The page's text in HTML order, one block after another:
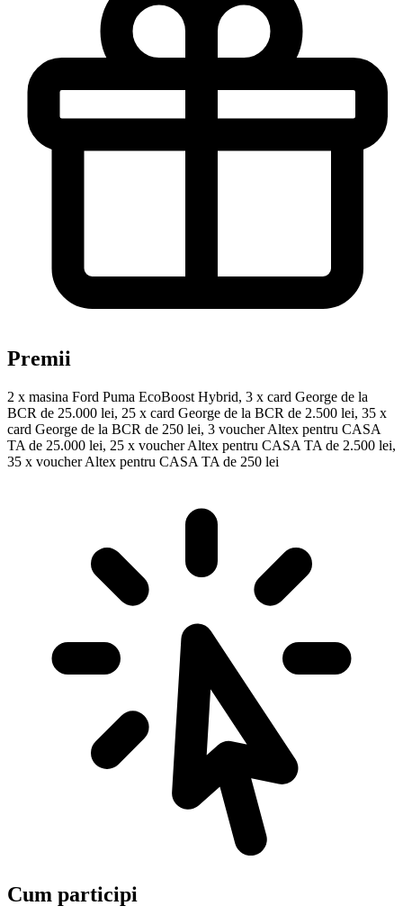
Premii
2 x masina Ford Puma EcoBoost Hybrid, 3 x card George de la
BCR de 25.000 lei, 25 x card George de la BCR de 2.500 lei, 35 x
card George de la BCR de 250 lei, 3 voucher Altex pentru CASA
TA de 25.000 lei, 25 x voucher Altex pentru CASA TA de 2.500 lei,
35 x voucher Altex pentru CASA TA de 250 lei
Cum participi